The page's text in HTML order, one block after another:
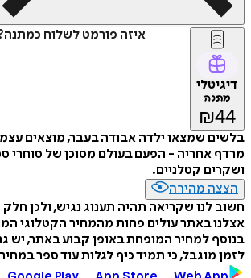
איזה פורמט לשלוח
דיגיטלי
מתנה
₪44
בלשים שמצאו ילדה אבודה בעבר, מוצאים
מרדף אחריה - הפעם בעולם מסוכן של סוחרי
ושקרים קטלניים.
הצצה מהירה
חשוב לנו שקריאה תהיה תענוג נגיש, ולכן
אצלנו באתר עולים פחות מהמחיר הקטלוגי
בנוסף למחיר המופחת באופן קבוע באתר, יש
לזמן מוגבל, כי תמיד כיף לגלות עוד ספר